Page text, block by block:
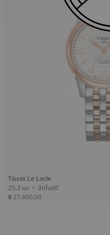
Tissot Le Locle
25.3 มม • อัตโนมัติ
฿ 27,600.00